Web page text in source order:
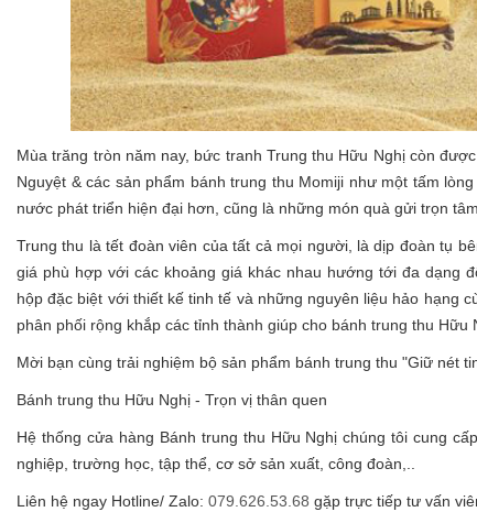
Mùa trăng tròn năm nay, bức tranh Trung thu Hữu Nghị còn
Nguyệt & các sản phẩm bánh trung thu Momiji như một tấm
nước phát triển hiện đại hơn, cũng là những món quà gửi trọn
Trung thu là tết đoàn viên của tất cả mọi người, là dịp đoàn tụ
giá phù hợp với các khoảng giá khác nhau hướng tới đa dạng
hộp đặc biệt với thiết kế tinh tế và những nguyên liệu hảo hạng
phân phối rộng khắp các tỉnh thành giúp cho bánh trung thu
Mời bạn cùng trải nghiệm bộ sản phẩm bánh trung thu "Giữ nét
Bánh trung thu Hữu Nghị - Trọn vị thân quen
Hệ thống cửa hàng Bánh trung thu Hữu Nghị chúng tôi cung
nghiệp, trường học, tập thể, cơ sở sản xuất, công đoàn,..
Liên hệ ngay Hotline/ Zalo: 079.626.53.68 gặp trực tiếp tư vấn